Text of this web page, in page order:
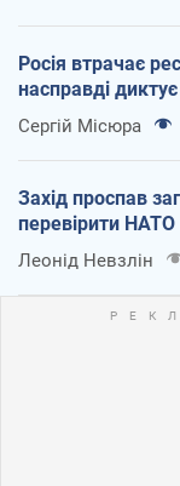
Росія втрачає
насправді
Сергій Місюра
Захід проспав
перевірити НАТО
Леонід Невзлін